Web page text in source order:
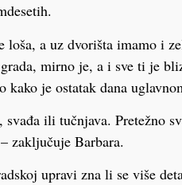
loša, a uz dvorišta imamo i
mirno je, a i sve ti je
kako je ostatak dana
svađa ili tučnjava.
zaključuje Barbara.
upravi zna li se više